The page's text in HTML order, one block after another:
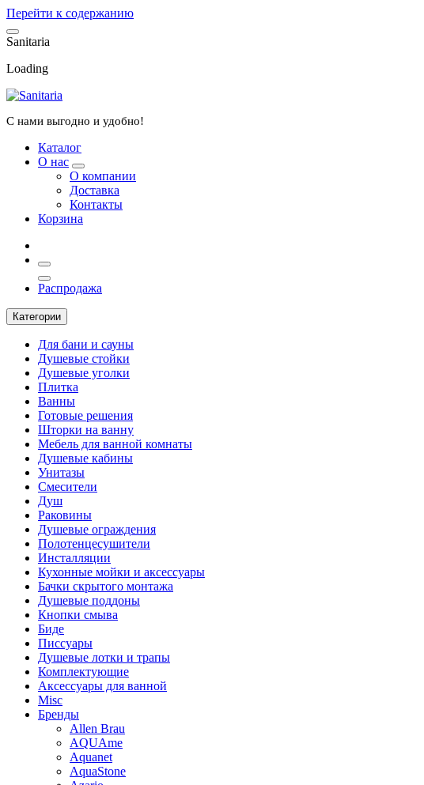
Перейти к содержанию
Sanitaria
Loading
С нами выгодно и удобно!
Каталог
О нас
О компании
Доставка
Контакты
Корзина
Распродажа
Категории
Для бани и сауны
Душевые стойки
Душевые уголки
Плитка
Ванны
Готовые решения
Шторки на ванну
Мебель для ванной комнаты
Душевые кабины
Унитазы
Смесители
Душ
Раковины
Душевые ограждения
Полотенцесушители
Инсталляции
Кухонные мойки и аксессуары
Бачки скрытого монтажа
Душевые поддоны
Кнопки смыва
Биде
Писсуары
Душевые лотки и трапы
Комплектующие
Аксессуары для ванной
Misc
Бренды
Allen Brau
AQUAme
Aquanet
AquaStone